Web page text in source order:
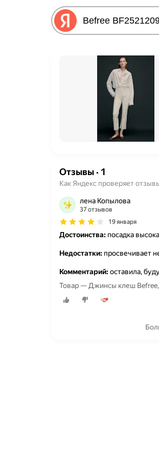
Отзывы· 1
Как Яндекс проверяет
лена Копылова
37 отзывов
19 января
Достоинства: посадка
Недостатки: просвечивает
Комментарий:оставила,
Товар — Джинсы клеш